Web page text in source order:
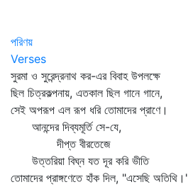
পরিণয়
Verses
সুরমা ও সুরেন্দ্রনাথ কর-এর বিবাহ উপলক্ষে
ছিল চিত্রকল্পনায়, এতকাল ছিল গানে গানে,
সেই অপরূপ এল রূপ ধরি তোমাদের প্রাণে।
আনন্দের দিব্যমূর্তি সে-যে,
দীপ্ত বীরতেজে
উত্তরিয়া বিঘ্ন যত দূর করি ভীতি
তোমাদের প্রাঙ্গণেতে হাঁক দিল, "এসেছি অতিথি।'